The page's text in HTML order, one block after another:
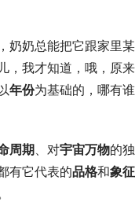
奶奶总能把它跟家里
，我才知道，哦，原
年份为基础的，哪有
周期、对宇宙万物的
有它代表的品格和象